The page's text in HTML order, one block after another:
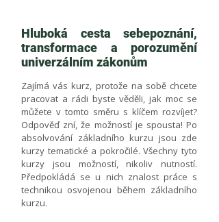
Hluboká cesta sebepoznání,
transformace a porozumění
univerzálním zákonům
​Zajímá vás kurz, protože na sobě chcete
pracovat a rádi byste věděli, jak moc se
můžete v tomto směru s klíčem rozvíjet?
Odpověď zní, že možností je spousta! Po
absolvování základního kurzu jsou zde
kurzy tematické a pokročilé. Všechny tyto
kurzy jsou možností, nikoliv nutností.
Předpokládá se u nich znalost práce s
technikou osvojenou během základního
kurzu.